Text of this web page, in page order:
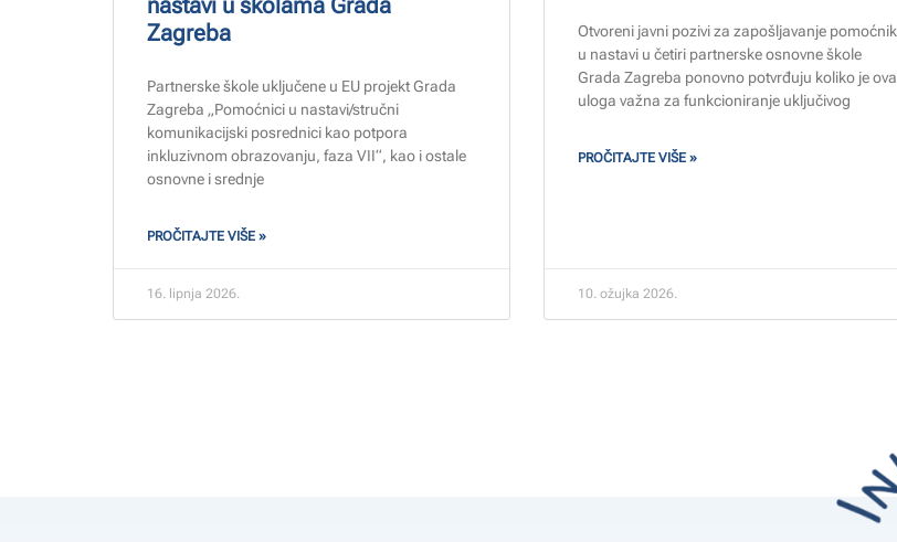
Zagreba
Partnerske škole uključene u EU projekt Grada
Zagreba „Pomoćnici u nastavi/stručni
komunikacijski posrednici kao potpora
inkluzivnom obrazovanju, faza VII“, kao i ostale
osnovne i srednje
PROČITAJTE VIŠE »
16. lipnja 2026.
Otvoreni javni pozivi za zapošljavanje
u nastavi u četiri partnerske osnovne škole
Grada Zagreba ponovno potvrđuju koliko je ova
uloga važna za funkcioniranje uključivog
PROČITAJTE VIŠE »
10. ožujka 2026.